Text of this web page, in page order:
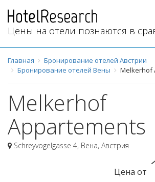
Цены на отели познаются в
Главная
Бронирование отелей Австрии
Бронирование отелей Вены
Melkerhof
Melkerhof
Appartements
Schreyvogelgasse 4, Вена, Австрия
Цена от